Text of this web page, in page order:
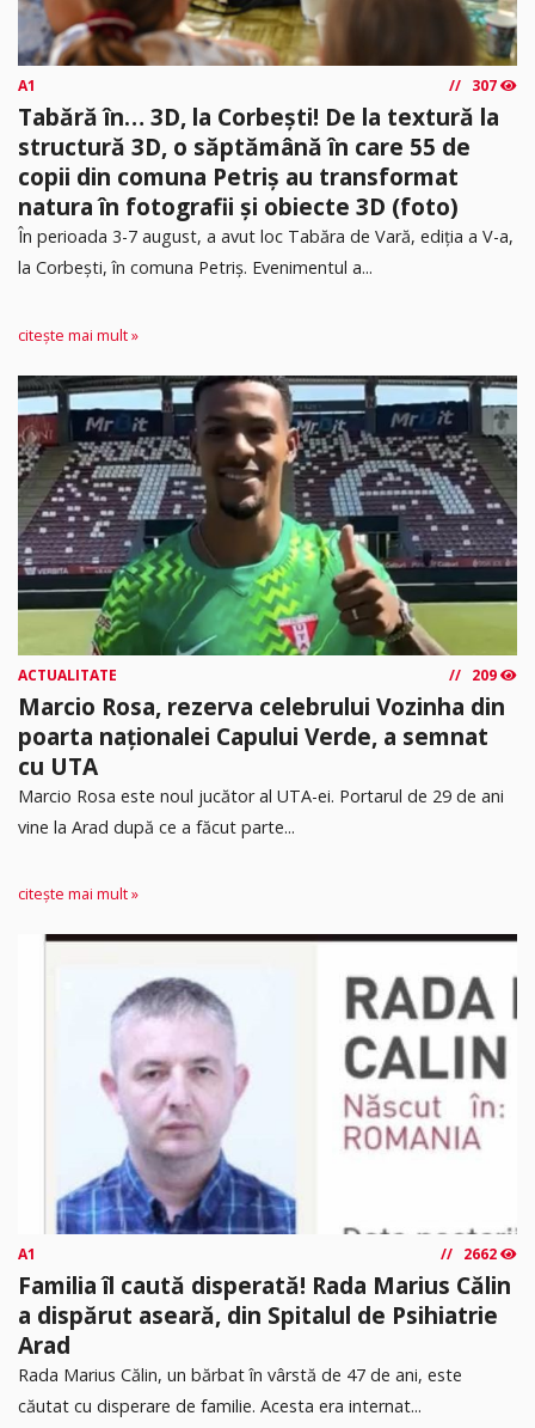
A1 307
Tabără în… 3D, la Corbești! De la textură la
structură 3D, o săptămână în care 55 de
copii din comuna Petriș au transformat
natura în fotografii și obiecte 3D (foto)
În perioada 3-7 august, a avut loc Tabăra de Vară, ediția a V-a,
la Corbești, în comuna Petriș. Evenimentul a...
citește mai mult »
ACTUALITATE 209
Marcio Rosa, rezerva celebrului Vozinha din
poarta naționalei Capului Verde, a semnat
cu UTA
Marcio Rosa este noul jucător al UTA-ei. Portarul de 29 de ani
vine la Arad după ce a făcut parte...
citește mai mult »
A1 2662
Familia îl caută disperată! Rada Marius Călin
a dispărut aseară, din Spitalul de Psihiatrie
Arad
Rada Marius Călin, un bărbat în vârstă de 47 de ani, este
căutat cu disperare de familie. Acesta era internat...